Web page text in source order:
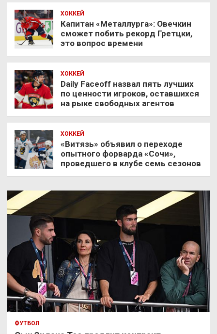
ХОККЕЙ
Капитан «Металлурга»: Овечкин
сможет побить рекорд Гретцки,
это вопрос времени
ХОККЕЙ
Daily Faceoff назвал пять лучших
по ценности игроков, оставшихся
на рыке свободных агентов
ХОККЕЙ
«Витязь» объявил о переходе
опытного форварда «Сочи»,
проведшего в клубе семь сезонов
ФУТБОЛ